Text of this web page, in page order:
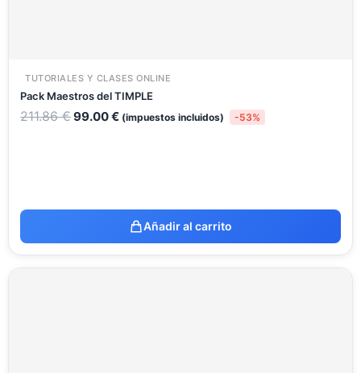
TUTORIALES Y CLASES ONLINE
Pack Maestros del TIMPLE
211.86€99.00€ (impuestos incluidos) -53%
Añadir al carrito